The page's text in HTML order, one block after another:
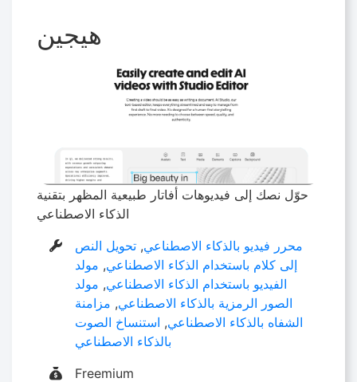
هيجين
حوّل نصك إلى فيديوهات أفاتار طبيعية المظهر بتقنية
الذكاء الاصطناعي
محرر فيديو بالذكاء الاصطناعي, تحويل النص
إلى كلام باستخدام الذكاء الاصطناعي, مولد
الفيديو باستخدام الذكاء الاصطناعي, مولد
الصور الرمزية بالذكاء الاصطناعي, مزامنة
الشفاه بالذكاء الاصطناعي, استنساخ الصوت
بالذكاء الاصطناعي
Freemium